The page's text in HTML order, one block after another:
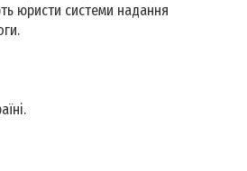
юристи системи надання